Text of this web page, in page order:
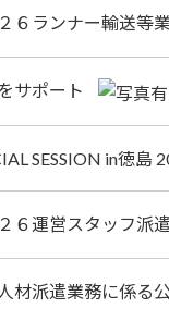
６ランナー輸送等
サポート
SESSION in徳島
６運営スタッフ派
材派遣業務に係る